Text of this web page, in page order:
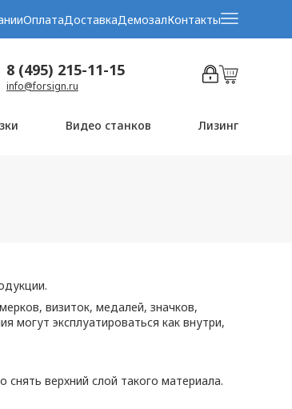
ОплатаДоставкаДемозалКонтакты
8 (495) 215-11-15
info@forsign.ru
Видео станков Лизинг
визиток, медалей, значков,
могут эксплуатироваться как внутри,
верхний слой такого материала.